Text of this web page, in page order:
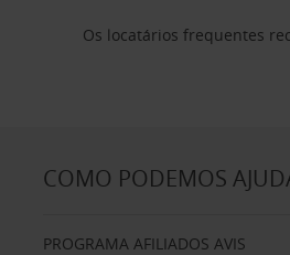
Os locatários frequentes
COMO PODEMOS
PROGRAMA AFILIADOS AVIS